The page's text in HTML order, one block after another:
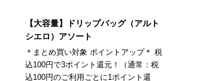
【大容量】ドリップバッグ（アルト
シエロ）アソート
＊まとめ買い対象 ポイントアップ＊ 税
込100円で3ポイント還元！（通常：税
込100円のご利用ごとに1ポイント還